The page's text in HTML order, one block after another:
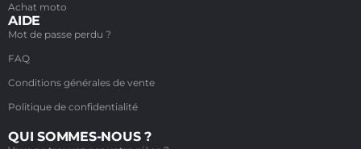
Achat moto
AIDE
Mot de passe perdu ?
FAQ
Conditions générales de vente
Politique de confidentialité
QUI SOMMES-NOUS ?